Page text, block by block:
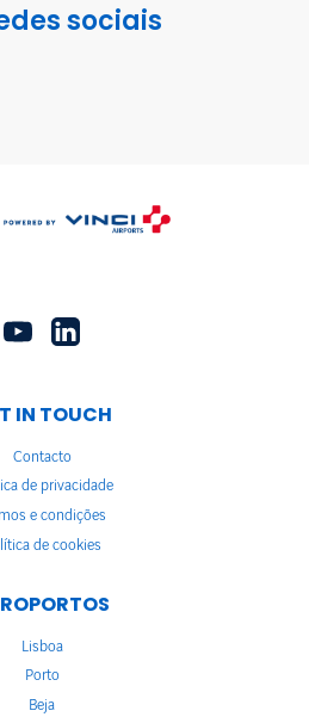
sociais
IN TOUCH
Contacto
de privacidade
e condições
de cookies
Lisboa
Porto
Beja